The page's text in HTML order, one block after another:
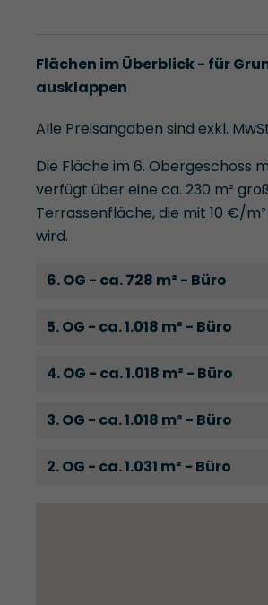
Flächen im Überblick - für
ausklappen
Alle Preisangaben sind exkl.
Die Fläche im 6. Obergeschoss
verfügt über eine ca. 230 m²
Terrassenfläche, die mit 10 €/
wird.
6. OG - ca. 728 m² - Büro
5. OG - ca. 1.018 m² - Büro
4. OG - ca. 1.018 m² - Büro
3. OG - ca. 1.018 m² - Büro
2. OG - ca. 1.031 m² - Büro